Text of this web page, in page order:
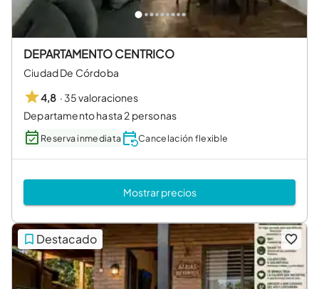
DEPARTAMENTO CENTRICO
Ciudad De Córdoba
4,8 · 35 valoraciones
Departamento hasta 2 personas
Reserva inmediata Cancelación flexible
Mostrar precios
Destacado